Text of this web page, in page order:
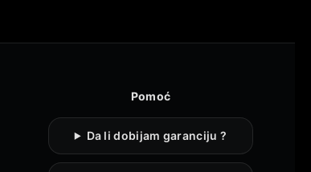
Pomoć
Da li dobijam garanciju ?